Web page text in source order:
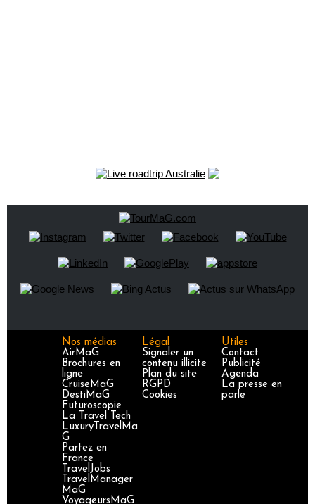
Nos médias
AirMaG
Brochures en
ligne
CruiseMaG
DestiMaG
Futuroscopie
La Travel Tech
LuxuryTravelMa
G
Partez en
France
TravelJobs
TravelManager
MaG
VoyageursMaG
Légal
Signaler un
contenu illicite
Plan du site
RGPD
Cookies
Utiles
Contact
Publicité
Agenda
La presse en
parle